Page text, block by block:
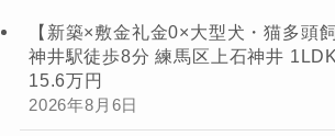
【新築×敷金礼金0×大型犬・猫多頭
神井駅徒歩8分 練馬区上石神井
15.6万円
2026年8月6日